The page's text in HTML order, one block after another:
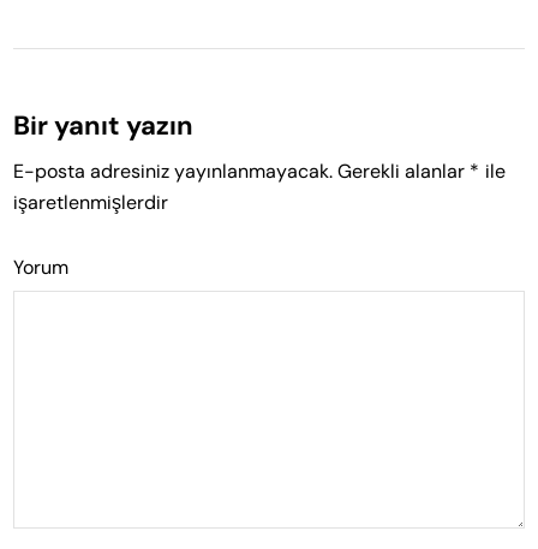
Bir yanıt yazın
E-posta adresiniz yayınlanmayacak. Gerekli alanlar * ile
işaretlenmişlerdir
Yorum